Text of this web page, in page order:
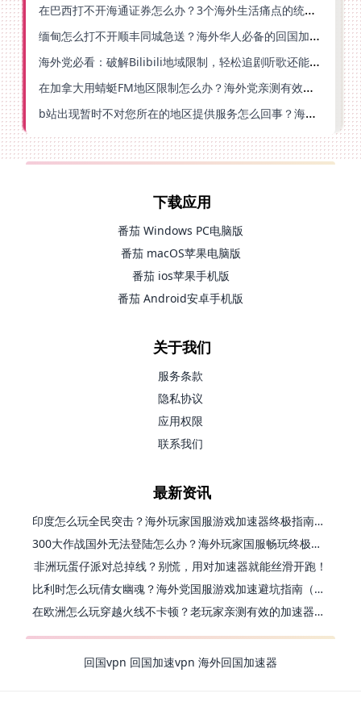
在巴西打不开海通证券怎么办？3个海外生活痛点的统一解决方案
缅甸怎么打不开顺丰同城急送？海外华人必备的回国加速指南（附B站会员游戏解决方案）
海外党必看：破解Bilibili地域限制，轻松追剧听歌还能流畅理财的实用指南
在加拿大用蜻蜓FM地区限制怎么办？海外党亲测有效的回国加速方案
b站出现暂时不对您所在的地区提供服务怎么回事？海外党亲测有效的回国加速方案
下载应用
番茄 Windows PC电脑版
番茄 macOS苹果电脑版
番茄 ios苹果手机版
番茄 Android安卓手机版
关于我们
服务条款
隐私协议
应用权限
联系我们
最新资讯
印度怎么玩全民突击？海外玩家国服游戏加速器终极指南（附原神延迟优化+精灵之境加速器选择）
300大作战国外无法登陆怎么办？海外玩家国服畅玩终极指南（附实测推荐）
非洲玩蛋仔派对总掉线？别慌，用对加速器就能丝滑开跑！
比利时怎么玩倩女幽魂？海外党国服游戏加速避坑指南（附实测推荐）
在欧洲怎么玩穿越火线不卡顿？老玩家亲测有效的加速器选择指南
回国vpn 回国加速vpn 海外回国加速器